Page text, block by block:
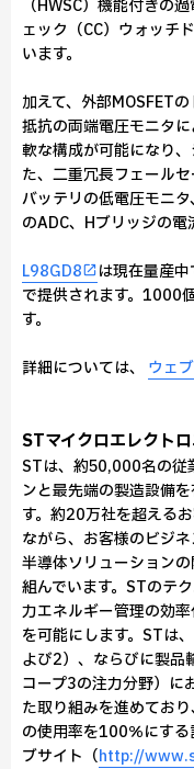
（HWSC）機能付きの
ェック（CC）ウォッチ
います。
加えて、外部MOSFET
抵抗の両端電圧モニタ
軟な構成が可能になり
た、二重冗長フェール
バッテリの低電圧モニ
のADC、Hブリッジの電
L98GD8
は現在量産
で提供されます。1000
す。
詳細については、 ウェ
STマイクロエレクト
STは、約50,000名の従
ンと最先端の製造設備
す。約20万社を超える
ながら、お客様のビジ
半導体ソリューション
組んでいます。STのテ
力エネルギー管理の効
を可能にします。STは
よび2）、ならびに製品
コープ3の注力分野）に
た取り組みを進めてお
の使用率を100％にす
ブサイト（http://